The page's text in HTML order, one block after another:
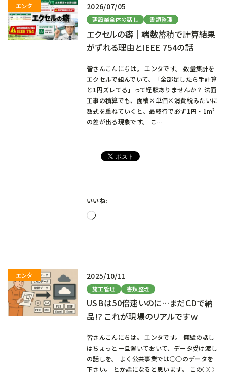
2026/07/05
建設業全体の話し 書類整理
エクセルの癖｜端数蓄積で計算結果
がずれる理由とIEEE 754の話
皆さんこんにちは。 エンタです。 数量集計を
エクセルで組んでいて、「全部足したら手計算
と1円ズレてる」って経験ありませんか？ 法面
工事の積算でも、面積×単価×消費税みたいに
数式を重ねていくと、最終行で必ず1円・1m²
の差が出る現象です。 こ…
いいね:
読
2025/10/11
施工管理 書類整理
USBは50倍速いのに…まだCDで納
品!? これが現場のリアルですｗ
皆さんこんにちは。 エンタです。 擁壁の話し
はちょっと一旦置いておいて、データ受け渡し
の話しを。 よく公共事業では○○のデータを
下さい。 とか話になると思います。 この○○